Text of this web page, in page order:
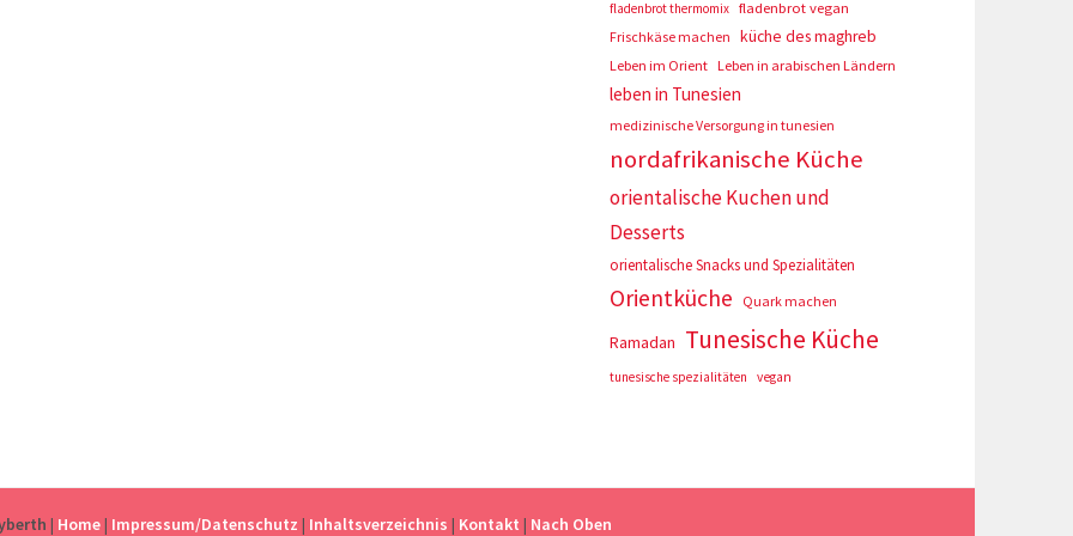
fladenbrot thermomix fladenbrot vegan
Frischkäse machen küche des maghreb
Leben im Orient Leben in arabischen Ländern
leben in Tunesien
medizinische Versorgung in tunesien
nordafrikanische Küche
orientalische Kuchen und
Desserts
orientalische Snacks und Spezialitäten
Orientküche Quark machen
Ramadan Tunesische Küche
tunesische spezialitäten vegan
| Home| Impressum/Datenschutz | Inhaltsverzeichnis | Kontakt | Nach Oben